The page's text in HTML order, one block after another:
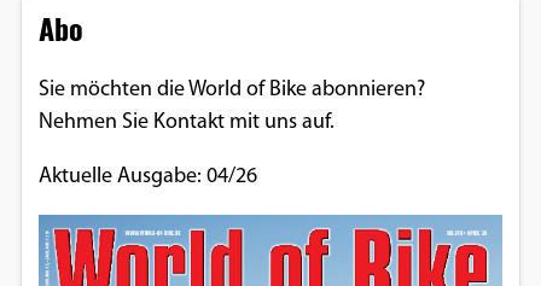
Abo
Sie möchten die World of Bike abonnieren?
Nehmen Sie Kontakt mit uns auf.
Aktuelle Ausgabe: 04/26